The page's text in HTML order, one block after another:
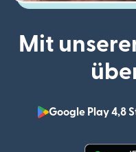
Mit
Google Play 4,8